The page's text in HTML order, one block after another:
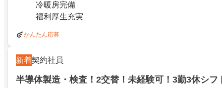
冷暖房完備
福利厚生充実
かんたん応募
新着契約社員
半導体製造・検査！2交替！未経験可！3勤3休シフ